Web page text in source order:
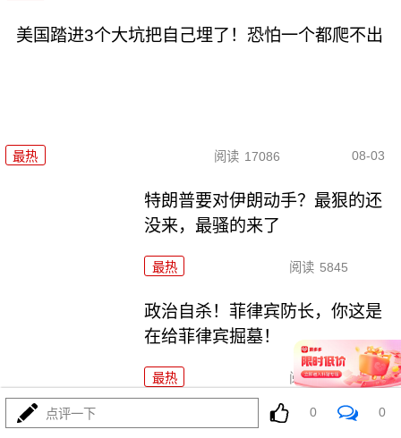
美国踏进3个大坑把自己埋了！恐怕一个都爬不出
最热 阅读 17086 08-03
特朗普要对伊朗动手？最狠的还
没来，最骚的来了
最热 阅读 5845
政治自杀！菲律宾防长，你这是
在给菲律宾掘墓！
最热 阅读 6916
特朗普这狼来了连演十遍，伊朗：你猜我信不信？
点评一下 0 0